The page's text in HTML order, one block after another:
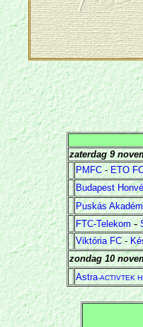
zaterdag 9
PMFC-ETO
Budapest Hon
Puskás
FTC-Telekom-
Viktória FC-
zondag 10
Astra-ACTIVTEK